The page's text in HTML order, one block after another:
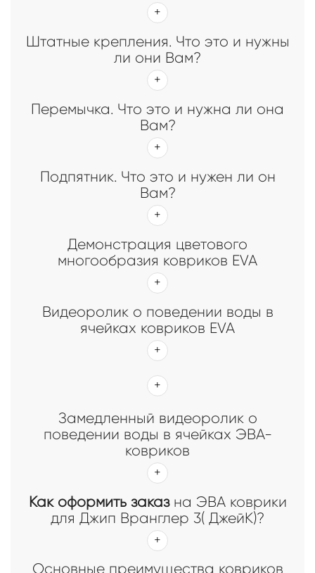
Штатные крепления. Что это и нужны
ли они Вам?
Перемычка. Что это и нужна ли она
Вам?
Подпятник. Что это и нужен ли он
Вам?
Демонстрация цветового
многообразия ковриков EVA
Видеоролик о поведении воды в
ячейках ковриков EVA
Замедленный видеоролик о
поведении воды в ячейках ЭВА-
ковриков
Как оформить заказна ЭВА коврики
для Джип Вранглер 3( ДжейК)?
Основные преимущества ковриков